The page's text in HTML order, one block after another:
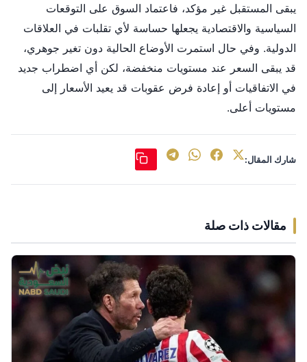
يبقى المستقبل غير مؤكد، فاعتماد السوق على التوقعات
السياسية والاقتصادية يجعلها حساسة لأي تقلبات في العلاقات
الدولية. وفي حال استمرت الأوضاع الحالية دون تغير جوهري،
قد يبقى السعر عند مستويات منخفضة، لكن أي اضطراب جديد
في الاتفاقيات أو إعادة فرض عقوبات قد يعيد الأسعار إلى
مستويات أعلى.
شارك المقال:
مقالات ذات صلة